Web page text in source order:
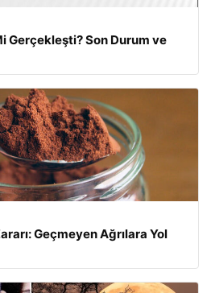
Gerçekleşti? Son Durum ve
Geçmeyen Ağrılara Yol